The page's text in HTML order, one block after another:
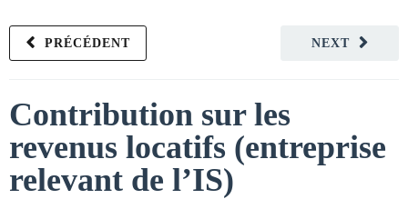
NEXT
PRÉCÉDENT
Contribution sur les
revenus locatifs (entreprise
relevant de l’IS)